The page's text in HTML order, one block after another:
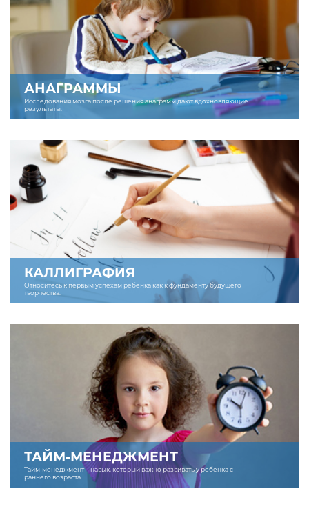
АНАГРАММЫ
Исследования мозга после решения анаграмм дают вдохновляющие
результаты.
КАЛЛИГРАФИЯ
Относитесь к первым успехам ребенка как к фундаменту будущего
творчества.
ТАЙМ-МЕНЕДЖМЕНТ
Тайм-менеджмент – навык, который важно развивать у ребенка с
раннего возраста.